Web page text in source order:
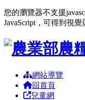
您的瀏覽器不支援
JavaScript，可得到視
跳到主要內容區塊
網站導覽
回首頁
兒童網